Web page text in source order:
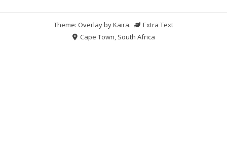
Theme: Overlay byKaira.
Extra Text
Cape Town, South Africa